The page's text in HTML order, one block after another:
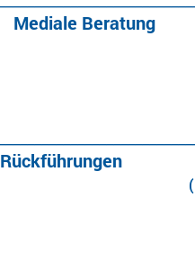
Mediale Beratung
Rückführungen